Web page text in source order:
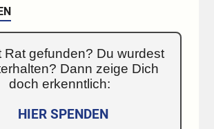
Rat gefunden? Du wurdest
Dann zeige Dich
doch erkenntlich:
HIER SPENDEN